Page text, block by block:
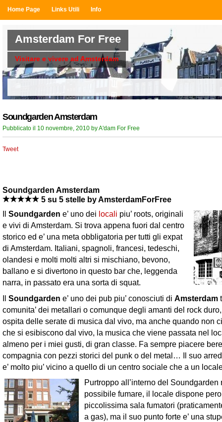
Home Page Links Utili Info
Amsterdam For Free
Visitare e vivere ad Amsterdam
Soundgarden Amsterdam
Pubblicato il 10 novembre, 2010 by A'dam For Free
Tweet
Soundgarden Amsterdam
5 su 5 stelle byAmsterdamForFree
Soundgarden e’ uno dei locali piu’ roots, originali
e vivi di Amsterdam. Si trova appena fuori dal centro
storico ed e’ una meta obbligatoria per tutti gli expat
di Amsterdam. Italiani, spagnoli, francesi, tedeschi,
olandesi e molti molti altri si mischiano, bevono,
ballano e si divertono in questo bar che, leggenda
narra, in passato era una sorta di squat.
Il Soundgarden e’ uno dei pub piu’ conosciuti di Amsterdam
comunita’ dei metallari o comunque degli amanti del rock
ospita delle serate di musica dal vivo, ma anche quando non
che si esibiscono dal vivo, la musica che viene passata nel
almeno per i miei gusti, di gran classe. Fa sempre piacere
compagnia con pezzi storici del punk o del metal… Il suo
e’ molto piu’ vicino a quello di un centro sociale che a un
Purtroppo all’interno del Soundgarden
possibile fumare, il locale dispone
piccolissima sala fumatori
a gas), ma il suo punto forte e’ una